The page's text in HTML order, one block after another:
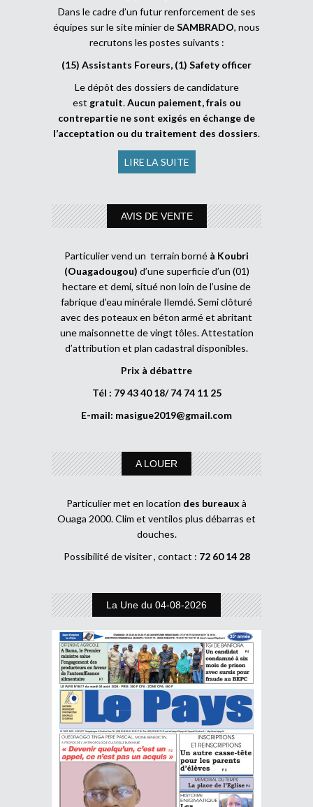
Dans le cadre d’un futur renforcement de ses
équipes sur le site minier deSAMBRADO, nous
recrutons les postes suivants :
(15) Assistants Foreurs, (1) Safety officer
Le dépôt des dossiers de candidature
est gratuit.Aucun paiement, frais ou
contrepartie ne sont exigés en échange de
l’acceptation ou du traitement des dossiers.
LIRE LA SUITE
AVIS DE VENTE
Particulier vend un terrain borné à Koubri
(Ouagadougou) d’une superficie d’un (01)
hectare et demi, situé non loin de l’usine de
fabrique d’eau minérale Ilemdé. Semi clôturé
avec des poteaux en béton armé et abritant
une maisonnette de vingt tôles. Attestation
d’attribution et plan cadastral disponibles.
Prix à débattre
Tél : 79 43 40 18/ 74 74 11 25
E-mail: masigue2019@gmail.com
A LOUER
Particulier met en location des bureaux à
Ouaga 2000. Clim et ventilos plus débarras et
douches.
Possibilité de visiter , contact : 72 60 14 28
La Une du 04-08-2026